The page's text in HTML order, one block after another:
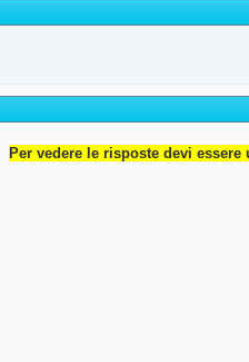
Per vedere le risposte devi essere